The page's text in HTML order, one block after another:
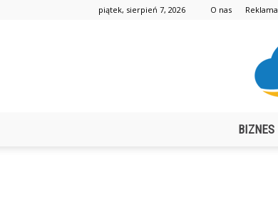
piątek, sierpień 7, 2026 O nas Reklama
BIZNES